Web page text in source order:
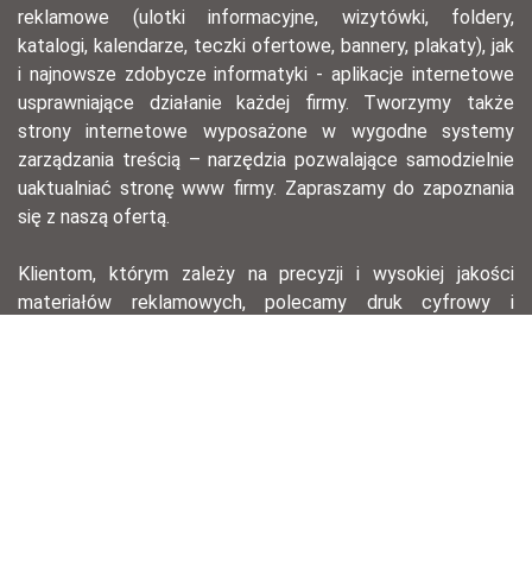
reklamowe (ulotki informacyjne, wizytówki, foldery,
katalogi, kalendarze, teczki ofertowe, bannery, plakaty), jak
i najnowsze zdobycze informatyki - aplikacje internetowe
usprawniające działanie każdej firmy. Tworzymy także
strony internetowe wyposażone w wygodne systemy
zarządzania treścią – narzędzia pozwalające samodzielnie
uaktualniać stronę www firmy. Zapraszamy do zapoznania
się z naszą ofertą.
Klientom, którym zależy na precyzji i wysokiej jakości
materiałów reklamowych, polecamy druk cyfrowy i